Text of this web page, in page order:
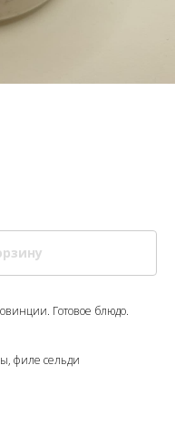
Готовое блюдо.
филе сельди